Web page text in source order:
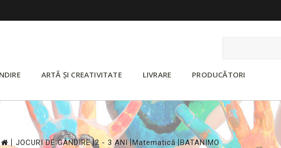
ARTĂ ȘI CREATIVITATE LIVRARE PRODUCĂTORI
JOCURI DE GÂNDIRE 2 - 3 ANI
>
Matematică
>
BATANIMO